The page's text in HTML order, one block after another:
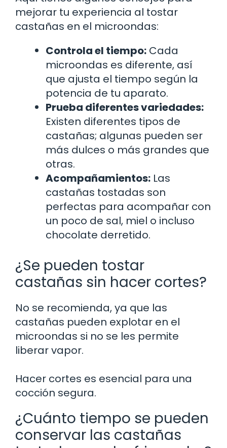
mejorar tu experiencia al tostar
castañas en el microondas:
Controla el tiempo: Cada
microondas es diferente, así
que ajusta el tiempo según la
potencia de tu aparato.
Prueba diferentes variedades:
Existen diferentes tipos de
castañas; algunas pueden ser
más dulces o más grandes que
otras.
Acompañamientos: Las
castañas tostadas son
perfectas para acompañar con
un poco de sal, miel o incluso
chocolate derretido.
¿Se pueden tostar
castañas sin hacer cortes?
No se recomienda, ya que las
castañas pueden explotar en el
microondas si no se les permite
liberar vapor.
Hacer cortes es esencial para una
cocción segura.
¿Cuánto tiempo se pueden
conservar las castañas